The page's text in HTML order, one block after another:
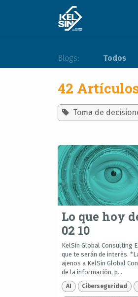
Blogs: Todos
42
Toma de
Lo que hoy
02 10
KelSin Global Consulting
que te serán de interés.
ajenos a KelSin Global
de la información, p...
AI Ciberseguridad